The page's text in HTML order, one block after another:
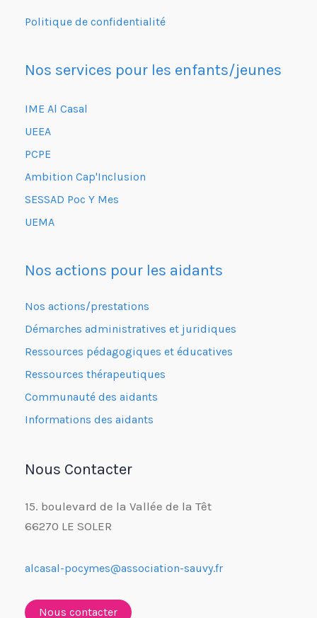
Politique de confidentialité
Nos services pour les enfants/jeunes
IME Al Casal
UEEA
PCPE
Ambition Cap'Inclusion
SESSAD Poc Y Mes
UEMA
Nos actions pour les aidants
Nos actions/prestations
Démarches administratives et juridiques
Ressources pédagogiques et éducatives
Ressources thérapeutiques
Communauté des aidants
Informations des aidants
Nous Contacter
15. boulevard de la Vallée de la Têt
66270 LE SOLER
alcasal-pocymes@association-sauvy.fr
Nous contacter